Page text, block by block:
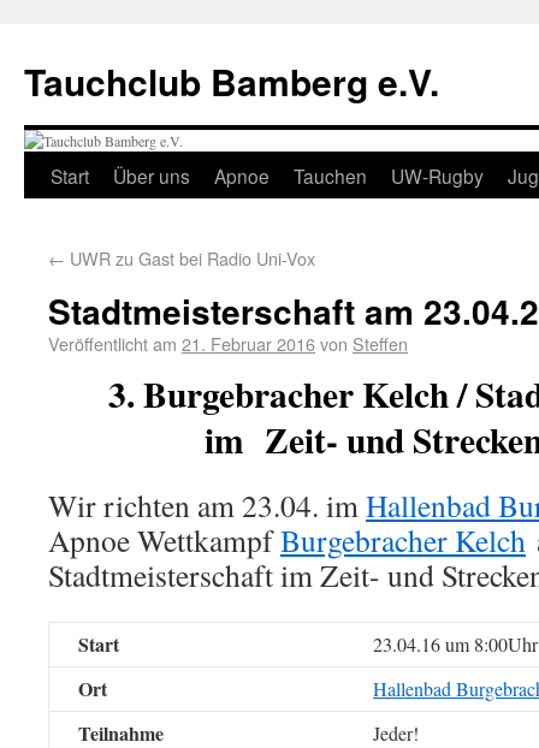
Tauchclub Bamberg e.V.
Start Über uns Apnoe Tauchen UW-Rugby
← UWR zu Gast bei Radio Uni-Vox
Stadtmeisterschaft am
Veröffentlicht am 21. Februar 2016von Steffen
3. Burgebracher Kelch /
im Zeit- und
Wir richten am 23.04. imHallenbad
Apnoe WettkampfBurgebracher Kelch
Stadtmeisterschaft im Zeit- und
Start 23.04.16 um 8:00Uhr
Ort Hallenbad
Teilnahme Jeder!